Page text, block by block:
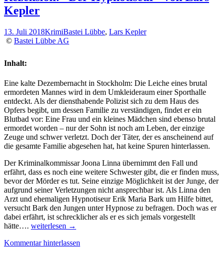
(1.
Band)
Kepler
13. Juli 2018KrimiBastei Lübbe, Lars Kepler
© Bastei Lübbe AG
Inhalt:
Eine kalte Dezembernacht in Stockholm: Die Leiche eines brutal
ermordeten Mannes wird in dem Umkleideraum einer Sporthalle
entdeckt. Als der diensthabende Polizist sich zu dem Haus des
Opfers begibt, um dessen Familie zu verständigen, findet er ein
Blutbad vor: Eine Frau und ein kleines Mädchen sind ebenso brutal
ermordet worden – nur der Sohn ist noch am Leben, der einzige
Zeuge und schwer verletzt. Doch der Täter, der es anscheinend auf
die gesamte Familie abgesehen hat, hat keine Spuren hinterlassen.
Der Kriminalkommissar Joona Linna übernimmt den Fall und
erfährt, dass es noch eine weitere Schwester gibt, die er finden muss,
bevor der Mörder es tut. Seine einzige Möglichkeit ist der Junge, der
aufgrund seiner Verletzungen nicht ansprechbar ist. Als Linna den
Arzt und ehemaligen Hypnotiseur Erik Maria Bark um Hilfe bittet,
versucht Bark den Jungen unter Hypnose zu befragen. Doch was er
dabei erfährt, ist schrecklicher als er es sich jemals vorgestellt
hätte…. Rezension:
Hypnotiseur”
weiterlesen →
Kommentar hinterlassen